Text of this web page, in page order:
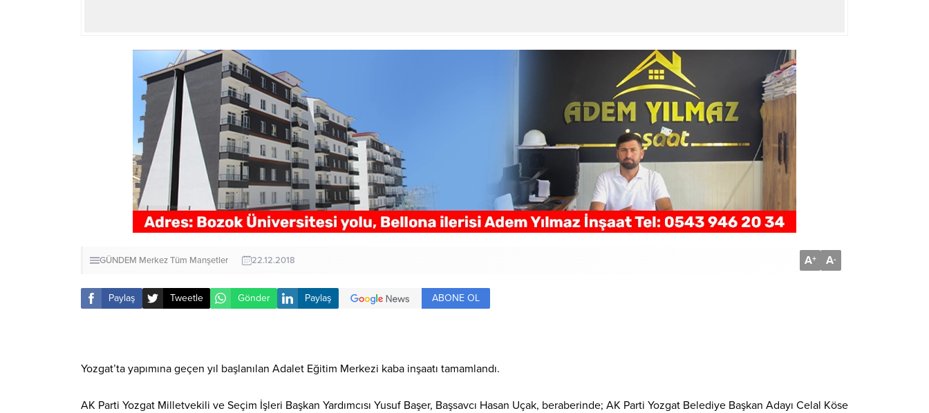
GÜNDEM MerkezTüm Manşetler 22.12.2018 A+ A-
Paylaş Tweetle Gönder Paylaş ABONE OL
Yozgat’ta yapımına geçen yıl başlanılan Adalet Eğitim Merkezi kaba inşaatı tamamlandı.
AK Parti Yozgat Milletvekili ve Seçim İşleri Başkan Yardımcısı Yusuf Başer, Başsavcı Hasan Uçak, beraberinde; AK Parti Yozgat Belediye Başkan Adayı Celal Köse